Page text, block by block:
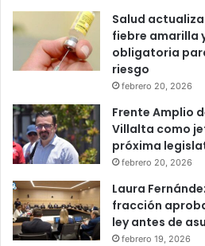
Salud
fiebre amarilla
obligatoria
riesgo
febrero 20, 2026
Frente Amplio
Villalta como
próxima
febrero 20, 2026
Laura
fracción
ley antes de
febrero 19, 2026